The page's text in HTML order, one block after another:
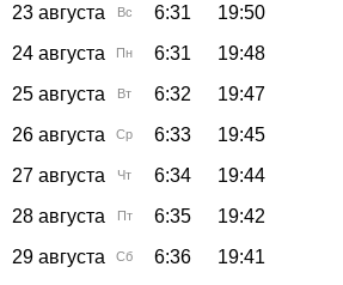
23 августа
Вс 6:31 19:50
24 августа
Пн 6:31 19:48
25 августа
Вт 6:32 19:47
26 августа
Ср 6:33 19:45
27 августа
Чт 6:34 19:44
28 августа
Пт 6:35 19:42
29 августа
Сб 6:36 19:41